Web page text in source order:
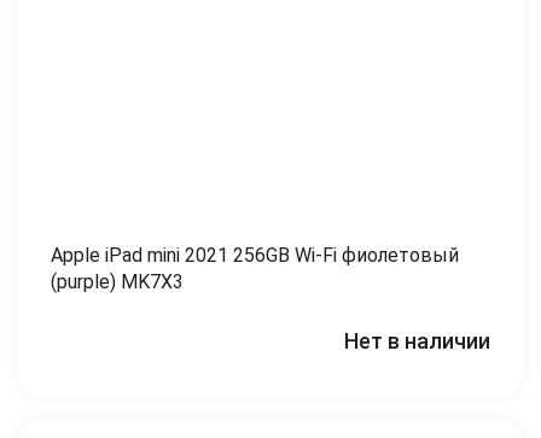
Apple iPad mini 2021 256GB Wi-Fi фиолетовый
(purple) MK7X3
Нет в наличии